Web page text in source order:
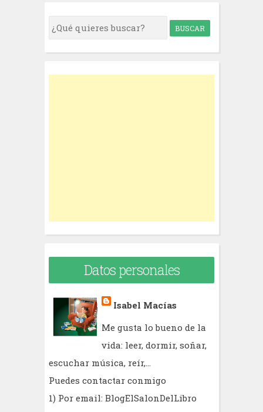
S
e
r
Datos personales
Isabel Macías
Me gusta lo bueno de la
vida: leer, dormir, soñar,
escuchar música, reír,...
Puedes contactar conmigo
1) Por email: BlogElSalonDelLibro